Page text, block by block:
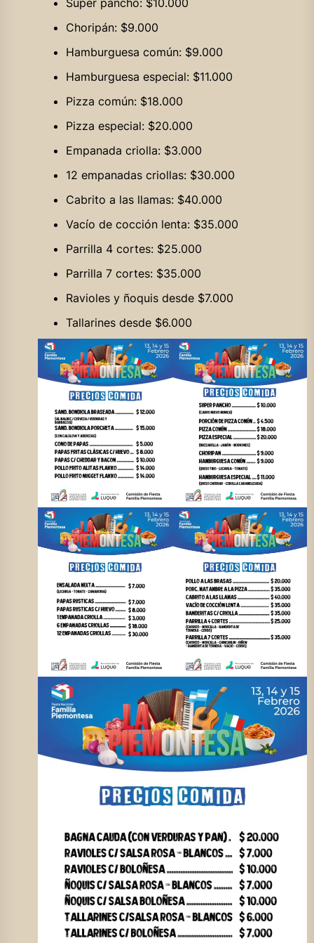
Super pancho: $10.000
Choripán: $9.000
Hamburguesa común: $9.000
Hamburguesa especial: $11.000
Pizza común: $18.000
Pizza especial: $20.000
Empanada criolla: $3.000
12 empanadas criollas: $30.000
Cabrito a las llamas: $40.000
Vacío de cocción lenta: $35.000
Parrilla 4 cortes: $25.000
Parrilla 7 cortes: $35.000
Ravioles y ñoquis desde $7.000
Tallarines desde $6.000